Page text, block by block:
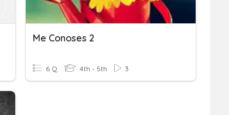
Me Conoses 2
6 Q 4th - 5th 3